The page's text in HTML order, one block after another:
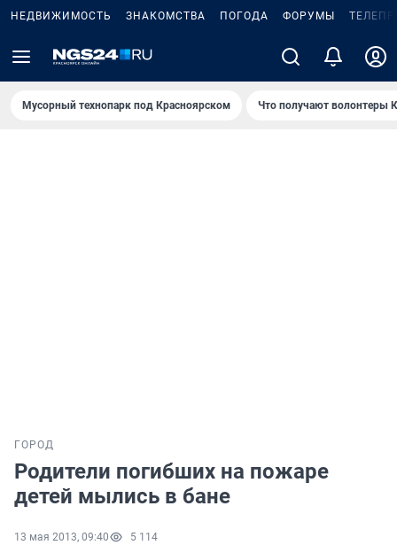
НЕДВИЖИМОСТЬ ЗНАКОМСТВА ПОГОДА ФОРУМЫ
Мусорный технопарк под Крaсноярском Что получают волонтеры
ГОРОД
Родители погибших на пожаре
детей мылись в бане
13 мая 2013, 09:40 5 114